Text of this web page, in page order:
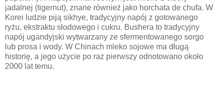
jadalnej (tigernut), znane również jako horchata de chufa. W
Korei ludzie piją sikhye, tradycyjny napój z gotowanego
ryżu, ekstraktu słodowego i cukru. Bushera to tradycyjny
napój ugandyjski wytwarzany ze sfermentowanego sorgo
lub prosa i wody. W Chinach mleko sojowe ma długą
historię, a jego użycie po raz pierwszy odnotowano około
2000 lat temu.